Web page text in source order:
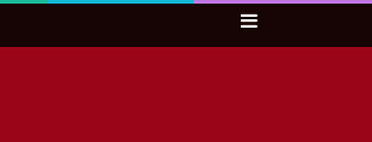
Sidebar